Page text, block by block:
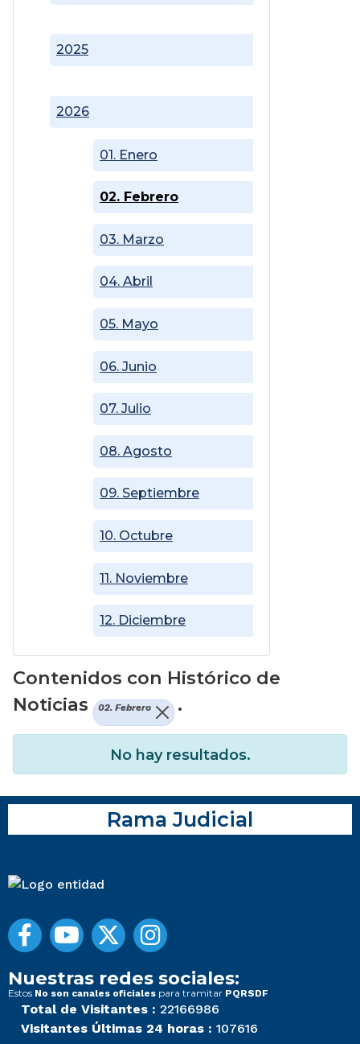
2025
2026
01. Enero
02. Febrero
03. Marzo
04. Abril
05. Mayo
06. Junio
07. Julio
08. Agosto
09. Septiembre
10. Octubre
11. Noviembre
12. Diciembre
Contenidos con Histórico de
Noticias
02. Febrero .
No hay resultados.
Rama Judicial
Nuestras redes sociales:
Estos No son canales oficiales para tramitar PQRSDF
Total de Visitantes : 22166986
Visitantes Últimas 24 horas : 107616